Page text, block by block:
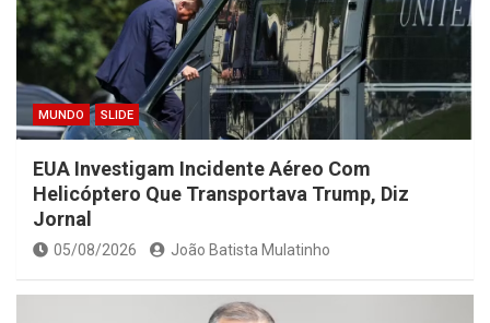
MUNDO SLIDE
EUA Investigam Incidente Aéreo Com
Helicóptero Que Transportava Trump, Diz
Jornal
05/08/2026 João Batista Mulatinho